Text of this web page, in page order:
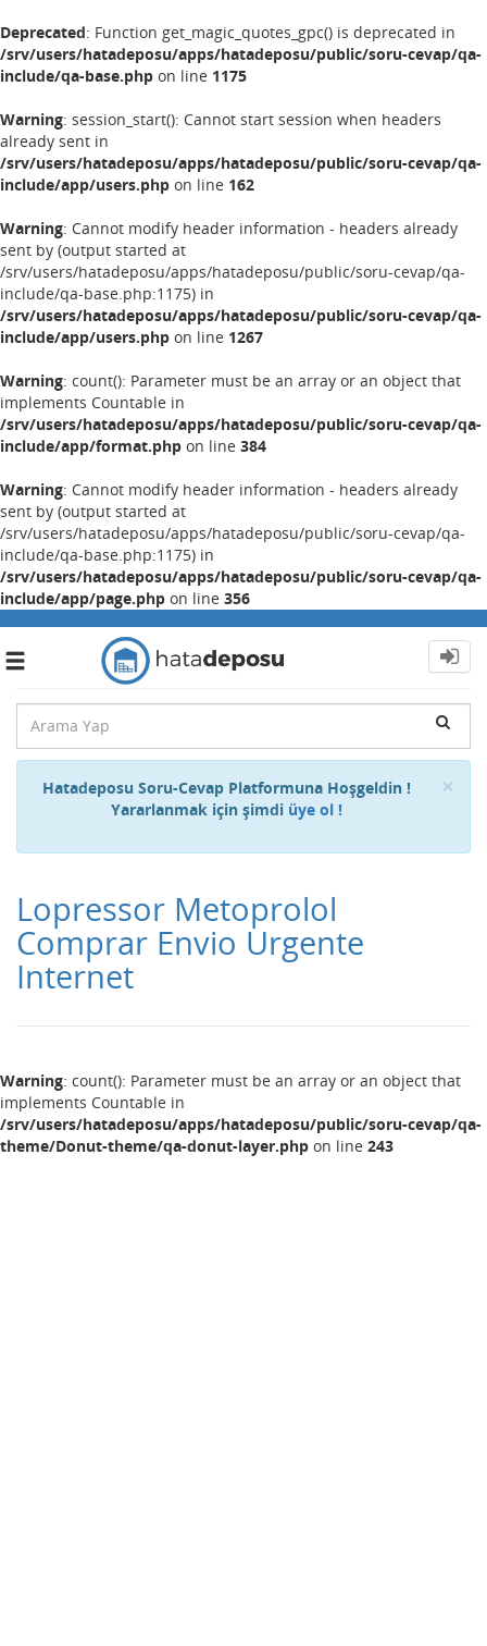
Deprecated: Function get_magic_quotes_gpc() is deprecated in
/srv/users/hatadeposu/apps/hatadeposu/public/soru-cevap/qa-
include/qa-base.php on line 1175
Warning: session_start(): Cannot start session when headers
already sent in
/srv/users/hatadeposu/apps/hatadeposu/public/soru-cevap/qa-
include/app/users.php on line 162
Warning: Cannot modify header information - headers already
sent by (output started at
/srv/users/hatadeposu/apps/hatadeposu/public/soru-cevap/qa-
include/qa-base.php:1175) in
/srv/users/hatadeposu/apps/hatadeposu/public/soru-cevap/qa-
include/app/users.php on line 1267
Warning: count(): Parameter must be an array or an object that
implements Countable in
/srv/users/hatadeposu/apps/hatadeposu/public/soru-cevap/qa-
include/app/format.php on line 384
Warning: Cannot modify header information - headers already
sent by (output started at
/srv/users/hatadeposu/apps/hatadeposu/public/soru-cevap/qa-
include/qa-base.php:1175) in
/srv/users/hatadeposu/apps/hatadeposu/public/soru-cevap/qa-
include/app/page.php on line 356
Toggle
×
Hatadeposu Soru-Cevap Platformuna Hoşgeldin !
Yararlanmak için şimdi üye ol !
Lopressor Metoprolol
Comprar Envio Urgente
Internet
Warning: count(): Parameter must be an array or an object that
implements Countable in
/srv/users/hatadeposu/apps/hatadeposu/public/soru-cevap/qa-
theme/Donut-theme/qa-donut-layer.php on line 243